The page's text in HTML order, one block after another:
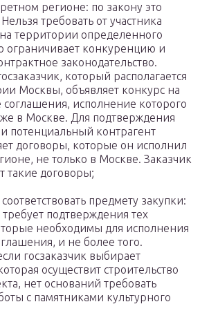
регионе: по закону это
требовать от участника
территории определенного
ограничивает конкуренцию и
законодательство.
который располагается
Москвы, объявляет конкурс на
исполнение которого
в Москве. Для подтверждения
потенциальный контрагент
договоры, которые он исполнил
не только в Москве. Заказчик
такие договоры;
предмету закупки:
требует подтверждения тех
необходимы для исполнения
и не более того.
госзаказчик выбирает
осуществит строительство
нет оснований требовать
с памятниками культурного